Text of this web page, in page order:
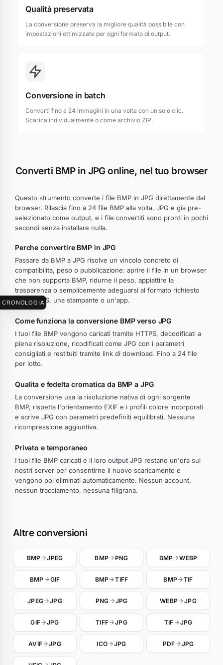
CRONOLOGIA
Qualità preservata
La conversione preserva la migliore qualità possibile con
impostazioni ottimizzate per ogni formato di output.
Conversione in batch
Converti fino a 24 immagini in una volta con un solo clic.
Scarica individualmente o come archivio ZIP.
Converti BMP in JPG online, nel tuo browser
Questo strumento converte i file BMP in JPG direttamente dal
browser. Rilascia fino a 24 file BMP alla volta, JPG e gia pre-
selezionato come output, e i file convertiti sono pronti in pochi
secondi senza installare nulla.
Perche convertire BMP in JPG
Passare da BMP a JPG risolve un vincolo concreto di
compatibilita, peso o pubblicazione: aprire il file in un browser
che non supporta BMP, ridurne il peso, appiattire la
trasparenza o semplicemente adeguarsi al formato richiesto
da un CMS, una stampante o un'app.
Come funziona la conversione BMP verso JPG
I tuoi file BMP vengono caricati tramite HTTPS, decodificati a
piena risoluzione, ricodificati come JPG con i parametri
consigliati e restituiti tramite link di download. Fino a 24 file
per lotto.
Qualita e fedelta cromatica da BMP a JPG
La conversione usa la risoluzione nativa di ogni sorgente
BMP, rispetta l'orientamento EXIF e i profili colore incorporati
e scrive JPG con parametri predefiniti equilibrati. Nessuna
ricompressione aggiuntiva.
Privato e temporaneo
I tuoi file BMP caricati e il loro output JPG restano un'ora sui
nostri server per consentirne il nuovo scaricamento e
vengono poi eliminati automaticamente. Nessun account,
nessun tracciamento, nessuna filigrana.
Altre conversioni
BMP JPEG BMP PNG BMP WEBP
BMP GIF BMP TIFF BMP TIF
JPEG JPG PNG JPG WEBP JPG
GIF JPG TIFF JPG TIF JPG
AVIF JPG ICO JPG PDF JPG